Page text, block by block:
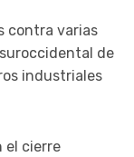
contra varias
de
industriales
el cierre